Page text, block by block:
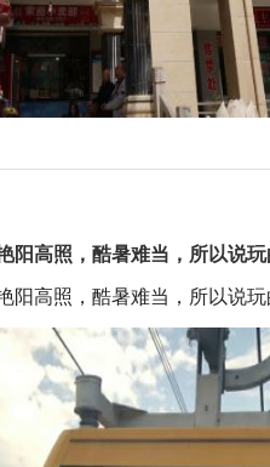
阳高照，酷暑难当，所以说
阳高照，酷暑难当，所以说